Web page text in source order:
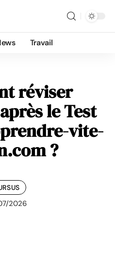
Travail
réviser
le Test
vite-
?
2026